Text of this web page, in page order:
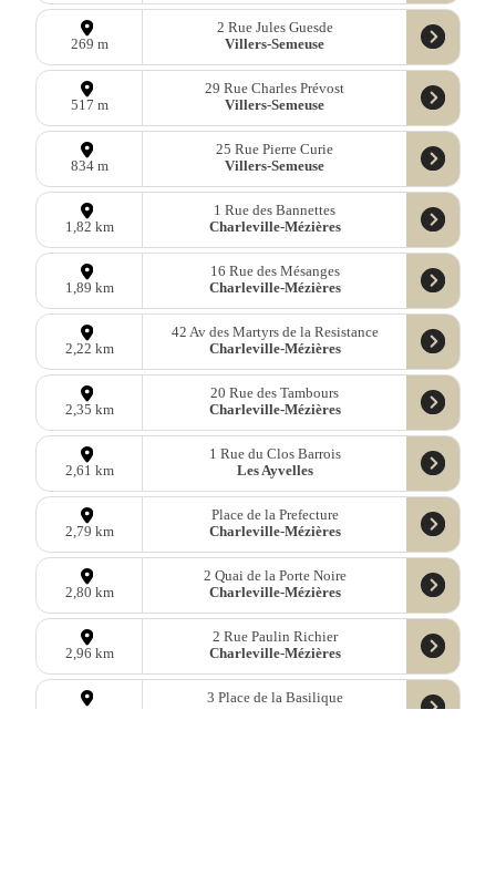
269 m
2 Rue Jules Guesde
Villers-Semeuse
517 m
29 Rue Charles Prévost
Villers-Semeuse
834 m
25 Rue Pierre Curie
Villers-Semeuse
1,82 km
1 Rue des Bannettes
Charleville-Mézières
1,89 km
16 Rue des Mésanges
Charleville-Mézières
2,22 km
42 Av des Martyrs de la Resistance
Charleville-Mézières
2,35 km
20 Rue des Tambours
Charleville-Mézières
2,61 km
1 Rue du Clos Barrois
Les Ayvelles
2,79 km
Place de la Prefecture
Charleville-Mézières
2,80 km
2 Quai de la Porte Noire
Charleville-Mézières
2,96 km
2 Rue Paulin Richier
Charleville-Mézières
3 Place de la Basilique